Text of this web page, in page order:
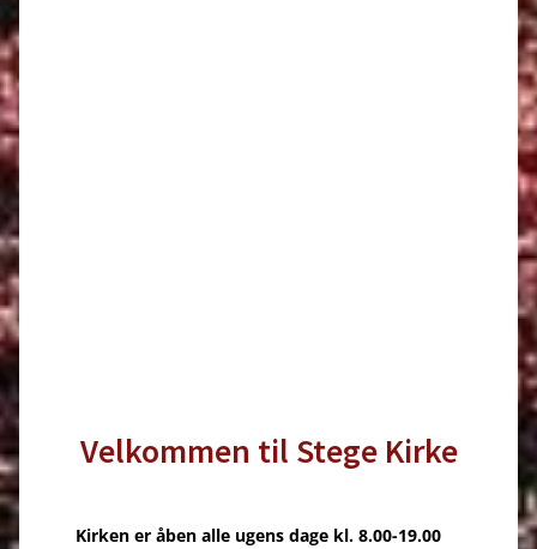
Velkommen til Stege Kirke
Kirken er åben alle ugens dage kl. 8.00-19.00